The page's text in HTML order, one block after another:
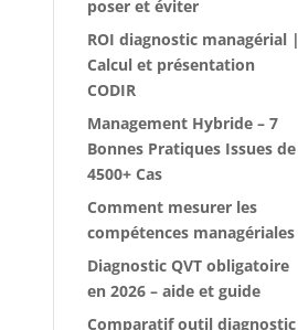
poser et éviter
ROI diagnostic managérial |
Calcul et présentation
CODIR
Management Hybride – 7
Bonnes Pratiques Issues de
4500+ Cas
Comment mesurer les
compétences managériales
Diagnostic QVT obligatoire
en 2026 – aide et guide
Comparatif outil diagnostic